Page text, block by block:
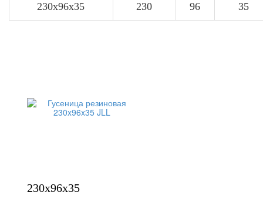
230x96x35 230 96 35
230x96x35